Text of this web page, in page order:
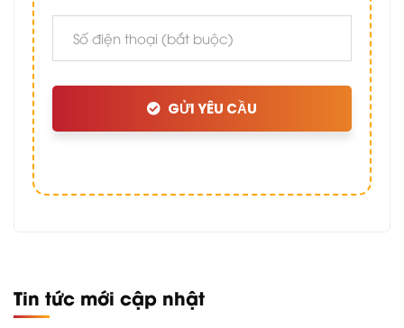
GỬI YÊU CẦU
Tin tức mới cập nhật